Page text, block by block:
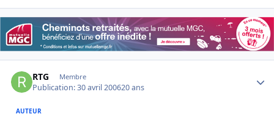
RTG Membre
Publication:30 avril 200620 ans
AUTEUR